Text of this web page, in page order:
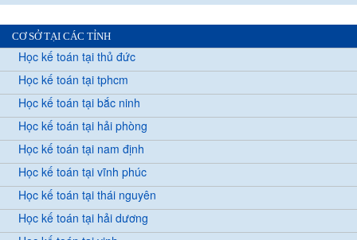
CƠ SỞ TẠI CÁC TỈNH
Học kế toán tại thủ đức
Học kế toán tại tphcm
Học kế toán tại bắc ninh
Học kế toán tại hải phòng
Học kế toán tại nam định
Học kế toán tại vĩnh phúc
Học kế toán tại thái nguyên
Học kế toán tại hải dương